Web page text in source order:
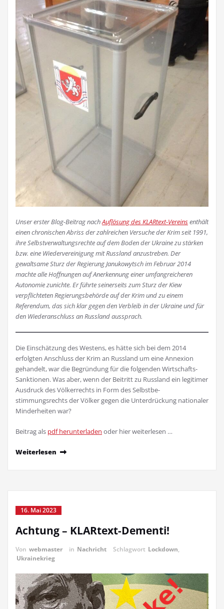
Unser erster Blog-Beitrag nachAuflösung des KLARtext-Vereinsenthält
einen chronischen Abriss der zahlreichen Versuche der Krim seit 1991,
ihre Selbstverwaltungsrechte auf dem Boden der Ukraine zu stärken
bzw. eine Wiedervereinigung mit Russland anzustreben. Der
gewaltsame Sturz der Regierung Janukowytsch im Februar 2014
machte alle Hoffnungen auf Anerkennung einer umfangreicheren
Autonomie zunichte. Er führte seinerseits zum Sturz der Kiew
verpflichteten Regierungsbehörde auf der Krim und zu einem
Referendum, das sich klar gegen den Verbleib in der Ukraine und für
den Wiederanschluss an Russland aussprach.
Die Einschätzung des Westens, es hätte sich bei dem 2014
erfolgten Anschluss der Krim an Russ­land um eine Annexion
gehandelt, war die Begründung für die folgenden Wirtschafts-
Sanktionen. Was aber, wenn der Beitritt zu Russland ein legitimer
Ausdruck des Völkerrechts in Form des Selbstbe­
stimmungsrechts der Völker gegen die Unterdrückung nationaler
Minderheiten war?
Beitrag als pdf herunterladen oder hier weiterlesen …
Weiterlesen
16. Mai 2023
Achtung – KLARtext-Dementi!
Von webmaster in Nachricht Schlagwort Lockdown,
Ukrainekrieg